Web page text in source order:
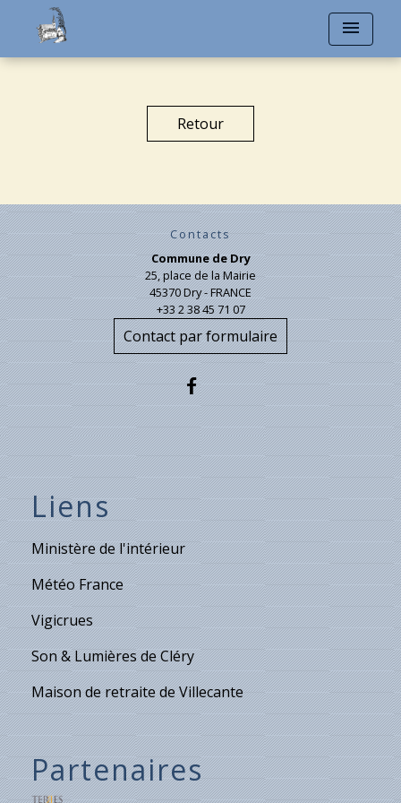
menu
Retour
Contacts
Commune de Dry
25, place de la Mairie
45370 Dry - FRANCE
+33 2 38 45 71 07
Contact par formulaire
Liens
Ministère de l'intérieur
Météo France
Vigicrues
Son & Lumières de Cléry
Maison de retraite de Villecante
Partenaires